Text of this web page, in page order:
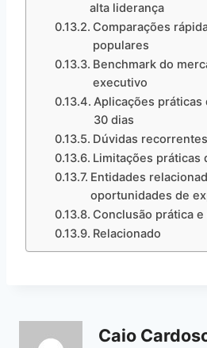
alta liderança
Comparações
populares
Benchmark do
executivo
Aplicações práticas
30 dias
Dúvidas
Limitações práticas
Entidades
oportunidades de
Conclusão prática e
Relacionado
Caio